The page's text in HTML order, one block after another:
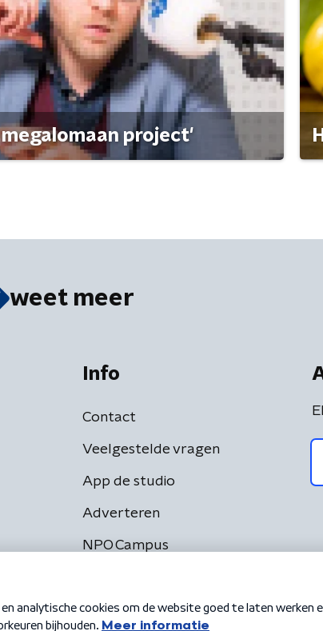
project'
weet meer
Info
Contact
Veelgestelde vragen
App de studio
Adverteren
NPO Campus